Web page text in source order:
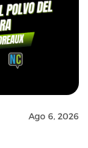
Ago 6, 2026